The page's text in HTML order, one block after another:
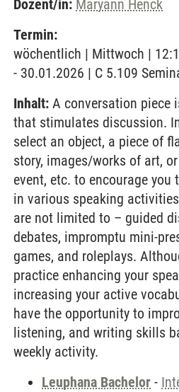
Dozent/in: Maryann Henck
Termin:
wöchentlich | Mittwoch |
- 30.01.2026 | C 5.109
Inhalt: A conversation piece
that stimulates discussion.
select an object, a piece of
story, images/works of art,
event, etc. to encourage
in various speaking
are not limited to – guided
debates, impromptu mini-
games, and roleplays.
practice enhancing your
increasing your active
have the opportunity to
listening, and writing skills
weekly activity.
Leuphana Bachelor -